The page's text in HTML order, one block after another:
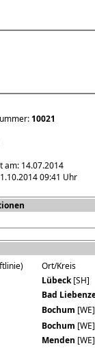
10021
am: 14.07.2014
09:41 Uhr
Ort/Kreis
Lübeck[SH]
Bad
Bochum
Bochum
Menden